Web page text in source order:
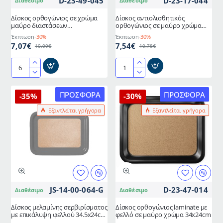
Δίσκος ορθογώνιος σε χρώμα
μαύρο διαστάσεων
τεμαχίων
Έκπτωση-30%
7,07€ 10,09€
Δίσκος
σε
χρώμα
διαστάσεων
συσκευασία
τεμαχίων
Δίσκος αντιολισθητικός
ορθογώνιος σε μαύρο χρώμα
Έκπτωση-30%
7,54€ 10,78€
Δίσκος
ορθογώνιος
σε
μαύρο
διαστάσεων
38x51cm
ΠΡΟΣΦΟΡΆ
Εξαντλείται γρήγορα
-35%
Διαθέσιμο JS-14-00-064-G
Δίσκος μελαμίνης σερβιρίσματος
με επικάλυψη φελλού 34.5x24cm
ΠΡΟΣΦΟΡΆ
Εξαντλείται γρήγορα
-30%
Διαθέσιμο D-23-47-014
Δίσκος ορθογώνιος laminate με
φελλό σε μαύρο χρώμα 34x24cm